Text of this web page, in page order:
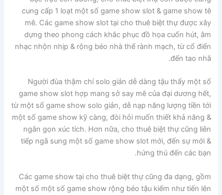
cung cấp 1 loạt một số game show slot & game show tê
mê. Các game show slot tại cho thuê biệt thự được xây
dựng theo phong cách khắc phục đồ họa cuốn hút, âm
nhạc nhộn nhịp & rộng béo nhà thể rành mạch, từ cổ điển
đến tao nhã.
Người đùa thậm chí solo giản dễ dàng tậu thấy một số
game show slot hợp mang sở say mê của đại dương hết,
từ một số game show solo giản, dễ nạp năng lượng tiền tới
một số game show kỹ càng, đòi hỏi muốn thiết khả năng &
ngắn gọn xúc tích. Hơn nữa, cho thuê biệt thự cũng liên
tiếp ngã sung một số game show slot mới, đến sự mới &
hứng thú đến các bạn.
Các game show tại cho thuê biệt thự cũng đa dạng, gồm
một số một số game show rộng béo tậu kiếm như tiến lên